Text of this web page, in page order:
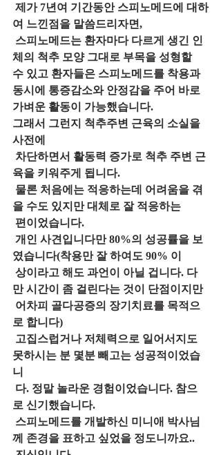
제가 7년여 기간동안 스피노메드에 대하
여 느낀점을 말씀드리자면,
스피노메드는 환자마다 다르게 생긴 인
체의 척추 모양 그대로 부목을 성형할
수 있고 환자들은 스피노메드를 착용과
동시에 통증감소와 안정감을 주어 바로
가벼운 활동이 가능했습니다.
그래서 그런지 척추주변 근육의 소실을
사전에
차단하면서 활동력 증가로 척추 주변 근
육을 키워주게 됩니다.
물론 처음에는 적응하는데 어려움을 겪
을 수도 있지만 대체로 잘 적응하는
편이었습니다.
개인 사견입니다만 80%의 성공률을 보
였습니다(착용만 잘 하여도 90% 이
상이라고 해도 과언이 아닐 겁니다. 다
만 시간이 좀 걸린다는 것이 단점이지만
어차피 골다공증의 장기치료를 목적으
로 합니다)
고집스럽거나 저체력으로 일어서지도
못하시는 분 몇분 빼고는 성공적이었습
니
다. 정말 놀라운 경험이었습니다. 참으
로 신기했습니다.
스피노메드를 개발하신 미니애 박사님
께 존경을 표하고 싶었을 정도니까요..